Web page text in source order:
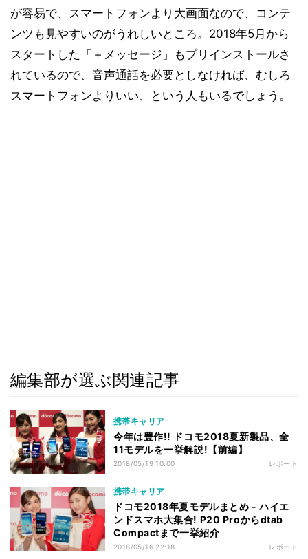
が容易で、スマートフォンより大画面なので、コンテ
ンツも見やすいのがうれしいところ。2018年5月から
スタートした「＋メッセージ」もプリインストールさ
れているので、音声通話を必要としなければ、むしろ
スマートフォンよりいい、という人もいるでしょう。
編集部が選ぶ関連記事
携帯キャリア
今年は豊作!! ドコモ2018夏新製品、全
11モデルを一挙解説!【前編】
2018/05/19 10:00 レポート
携帯キャリア
ドコモ2018年夏モデルまとめ - ハイエ
ンドスマホ大集合! P20 Proからdtab
Compactまで一挙紹介
2018/05/16 22:18 レポート